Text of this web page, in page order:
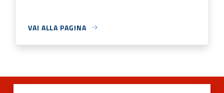
VAI ALLA PAGINA